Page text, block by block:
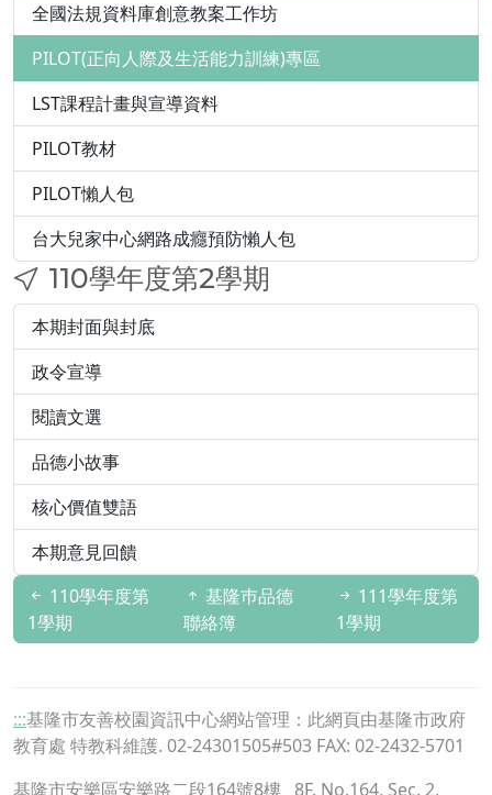
全國法規資料庫創意教案工作坊
PILOT(正向人際及生活能力訓練)專區
LST課程計畫與宣導資料
PILOT教材
PILOT懶人包
台大兒家中心網路成癮預防懶人包
110學年度第2學期
本期封面與封底
政令宣導
閱讀文選
品德小故事
核心價值雙語
本期意見回饋
110學年度第
1學期
基隆巿品德
聯絡簿
111學年度第
1學期
:::基隆市友善校園資訊中心網站管理：此網頁由基隆市政府
教育處 特教科維護. 02-24301505#503 FAX: 02-2432-5701
基隆市安樂區安樂路二段164號8樓 8F. No.164, Sec. 2,